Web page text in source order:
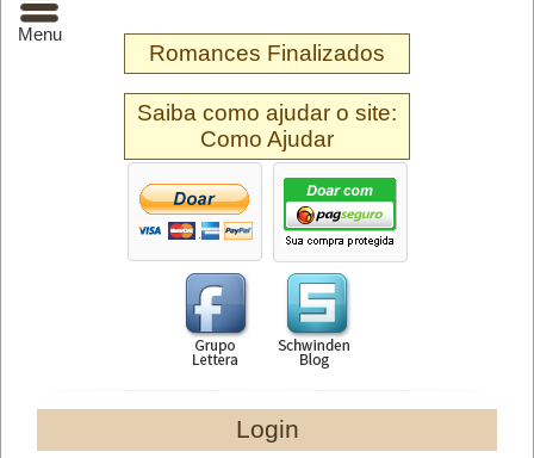
Menu
Romances Finalizados
Saiba como ajudar o site:
Como Ajudar
Login